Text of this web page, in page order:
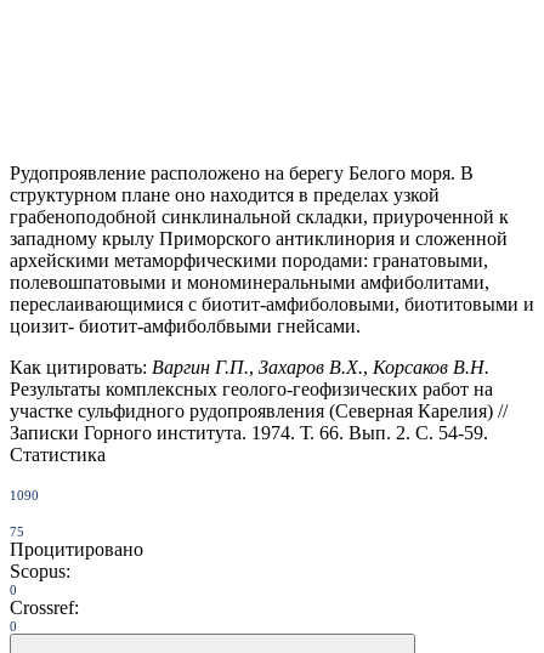
Рудопроявление расположено на берегу Белого моря. В
структур­ном плане оно находится в пределах узкой
грабеноподобной синкли­нальной складки, приуроченной к
западному крылу Приморского антиклинория и сложенной
архейскими метаморфическими породами: гра­натовыми,
полевошпатовыми и мономинеральными амфиболитами,
переслаивающимися с биотит-амфиболовыми, биотитовыми и
цоизит- биотит-амфиболбвыми гнейсами.
Как цитировать: Варгин Г.П., Захаров В.Х., Корсаков В.Н.
Результаты комплексных геолого-геофизических работ на
участке сульфидного рудопроявления (Северная Карелия) //
Записки Горного института. 1974. Т. 66. Вып. 2. С. 54-59.
Статистика
1090
75
Процитировано
Scopus:
0
Crossref:
0